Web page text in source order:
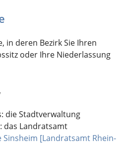
in deren Bezirk Sie Ihren
oder Ihre Niederlassung
die Stadtverwaltung
das Landratsamt
Sinsheim [Landratsamt Rhein-